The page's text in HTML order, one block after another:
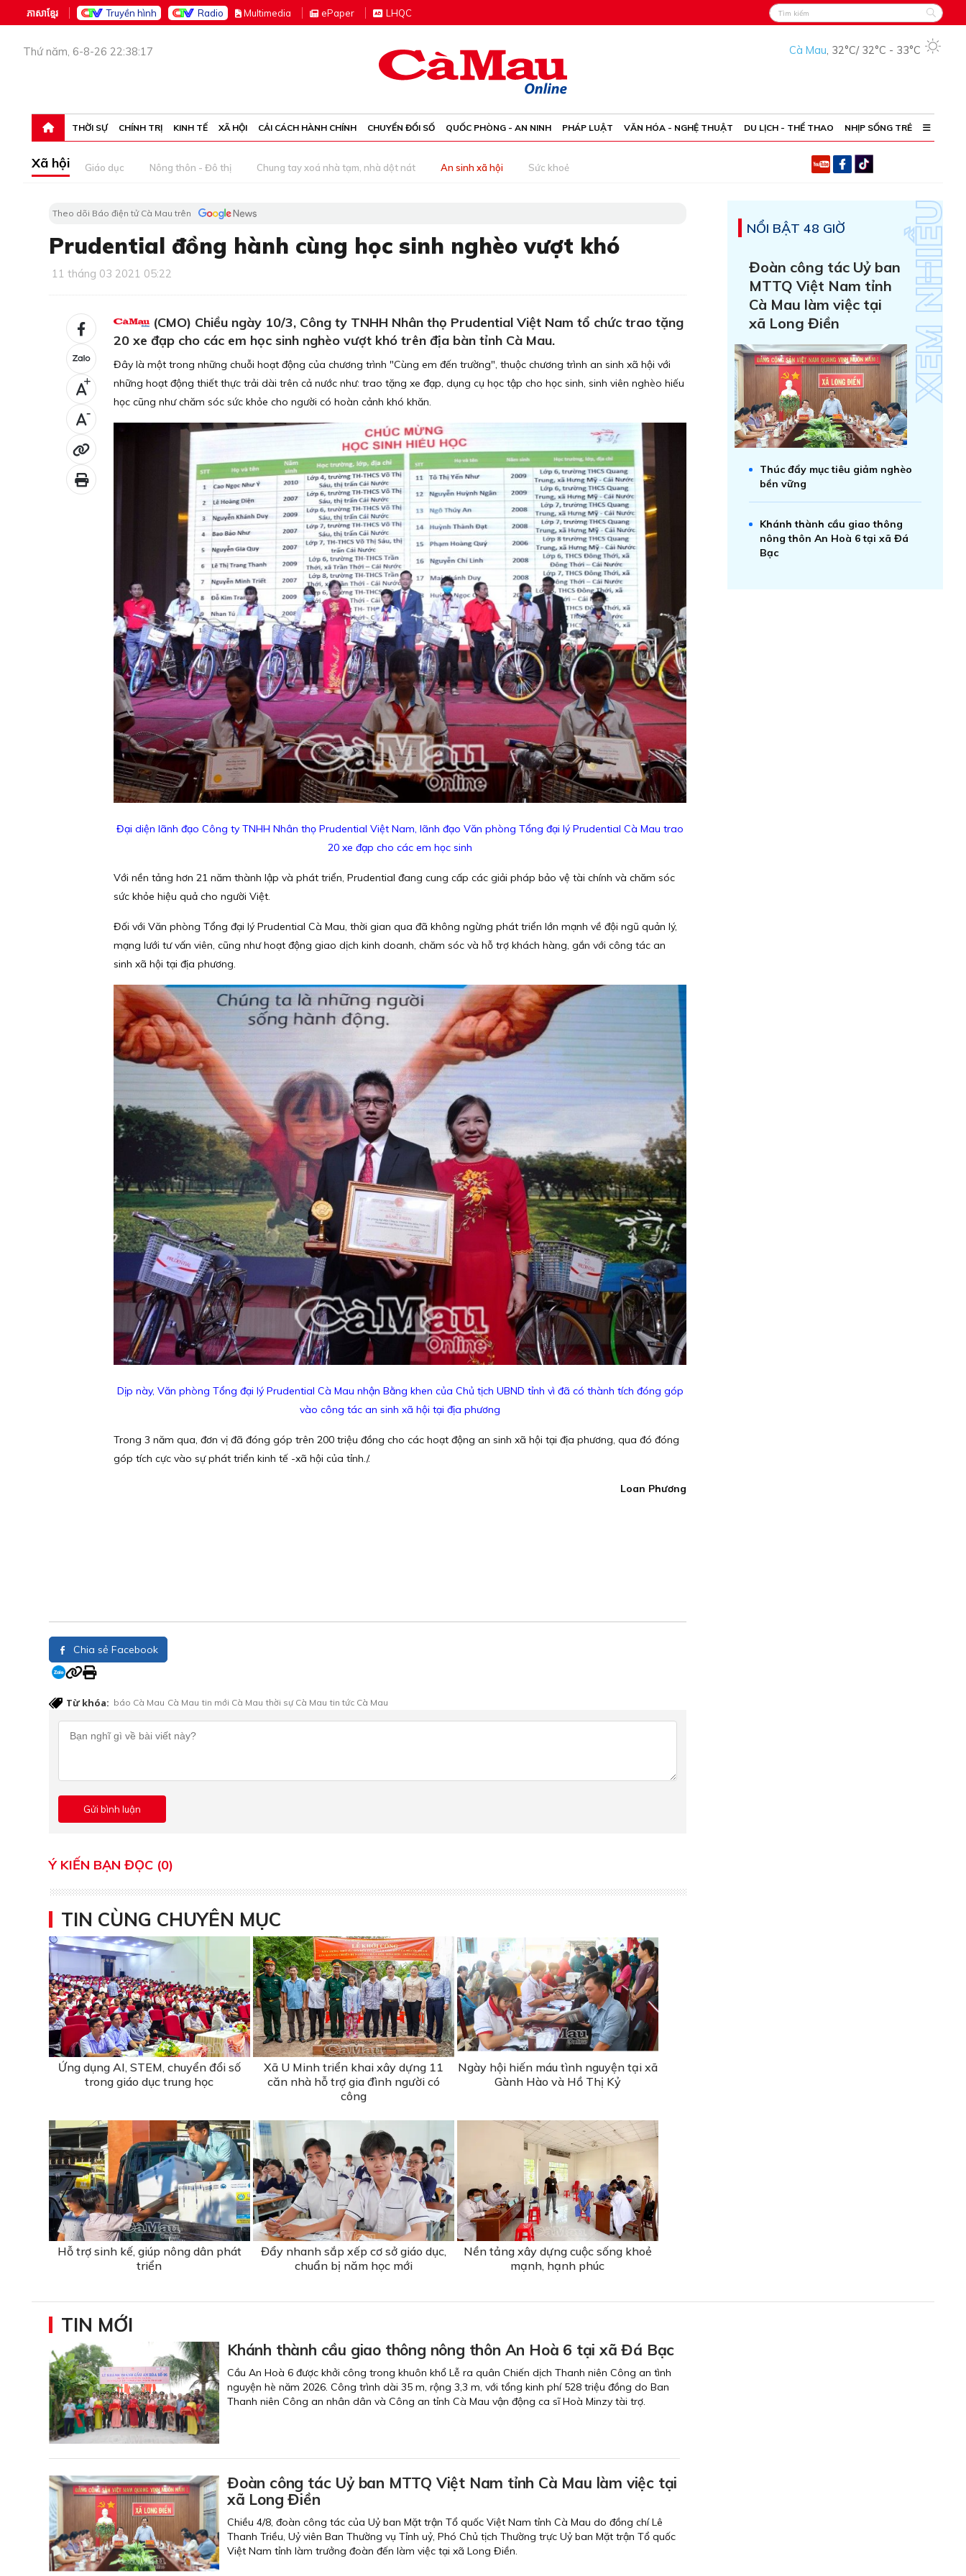
ភាសាខ្មែរ Truyền hình Radio Multimedia ePaper LHQC
Thứ năm, 6-8-26 22:38:17 Cà Mau, 32°C/ 32°C - 33°C
THỜI SỰ CHÍNH TRỊ KINH TẾ XÃ HỘI CẢI CÁCH HÀNH CHÍNH CHUYỂN ĐỔI SỐ QUỐC PHÒNG - AN NINH PHÁP LUẬT VĂN HÓA - NGHỆ THUẬT DU LỊCH - THỂ THAO NHỊP SỐNG TRẺ
Xã hội Giáo dục Nông thôn - Đô thị Chung tay xoá nhà tạm, nhà dột nát An sinh xã hội Sức khoẻ
Theo dõi Báo điện tử Cà Mau trên
Prudential đồng hành cùng học sinh nghèo vượt khó
11 tháng 03 2021 05:22
+
-
(CMO) Chiều ngày 10/3, Công ty TNHH Nhân thọ Prudential Việt Nam tổ chức trao tặng
20 xe đạp cho các em học sinh nghèo vượt khó trên địa bàn tỉnh Cà Mau.
Đây là một trong những chuỗi hoạt động của chương trình "Cùng em đến trường", thuộc chương trình an sinh xã hội với
những hoạt động thiết thực trải dài trên cả nước như: trao tặng xe đạp, dụng cụ học tập cho học sinh, sinh viên nghèo hiếu
học cũng như chăm sóc sức khỏe cho người có hoàn cảnh khó khăn.
Đại diện lãnh đạo Công ty TNHH Nhân thọ Prudential Việt Nam, lãnh đạo Văn phòng Tổng đại lý Prudential Cà Mau trao
20 xe đạp cho các em học sinh
Với nền tảng hơn 21 năm thành lập và phát triển, Prudential đang cung cấp các giải pháp bảo vệ tài chính và chăm sóc
sức khỏe hiệu quả cho người Việt.
Đối với Văn phòng Tổng đại lý Prudential Cà Mau, thời gian qua đã không ngừng phát triển lớn mạnh về đội ngũ quản lý,
mạng lưới tư vấn viên, cũng như hoạt động giao dịch kinh doanh, chăm sóc và hỗ trợ khách hàng, gắn với công tác an
sinh xã hội tại địa phương.
Dịp này, Văn phòng Tổng đại lý Prudential Cà Mau nhận Bằng khen của Chủ tịch UBND tỉnh vì đã có thành tích đóng góp
vào công tác an sinh xã hội tại địa phương
Trong 3 năm qua, đơn vị đã đóng góp trên 200 triệu đồng cho các hoạt động an sinh xã hội tại địa phương, qua đó đóng
góp tích cực vào sự phát triển kinh tế -xã hội của tỉnh./.
Loan Phương
Chia sẻ Facebook
Từ khóa: báo Cà Mau Cà Mau tin mới Cà Mau thời sự Cà Mau tin tức Cà Mau
Ý KIẾN BẠN ĐỌC (0)
TIN CÙNG CHUYÊN MỤC
Ứng dụng AI, STEM, chuyển đổi số
trong giáo dục trung học
Xã U Minh triển khai xây dựng 11
căn nhà hỗ trợ gia đình người có
công
Ngày hội hiến máu tình nguyện tại xã
Gành Hào và Hồ Thị Kỷ
Hỗ trợ sinh kế, giúp nông dân phát
triển
Đẩy nhanh sắp xếp cơ sở giáo dục,
chuẩn bị năm học mới
Nền tảng xây dựng cuộc sống khoẻ
mạnh, hạnh phúc
NỔI BẬT 48 GIỜ
Đoàn công tác Uỷ ban
MTTQ Việt Nam tỉnh
Cà Mau làm việc tại
xã Long Điền
Thúc đẩy mục tiêu giảm nghèo
bền vững
Khánh thành cầu giao thông
nông thôn An Hoà 6 tại xã Đá
Bạc
TIN MỚI
Khánh thành cầu giao thông nông thôn An Hoà 6 tại xã Đá Bạc
Cầu An Hoà 6 được khởi công trong khuôn khổ Lễ ra quân Chiến dịch Thanh niên Công an tình
nguyện hè năm 2026. Công trình dài 35 m, rộng 3,3 m, với tổng kinh phí 528 triệu đồng do Ban
Thanh niên Công an nhân dân và Công an tỉnh Cà Mau vận động ca sĩ Hoà Minzy tài trợ.
Đoàn công tác Uỷ ban MTTQ Việt Nam tỉnh Cà Mau làm việc tại
xã Long Điền
Chiều 4/8, đoàn công tác của Uỷ ban Mặt trận Tổ quốc Việt Nam tỉnh Cà Mau do đồng chí Lê
Thanh Triều, Uỷ viên Ban Thường vụ Tỉnh uỷ, Phó Chủ tịch Thường trực Uỷ ban Mặt trận Tổ quốc
Việt Nam tỉnh làm trưởng đoàn đến làm việc tại xã Long Điền.